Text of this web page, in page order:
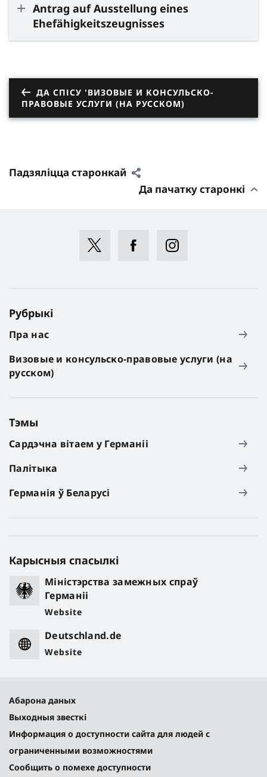
Antrag auf Ausstellung eines
Ehefähigkeitszeugnisses
ДА СПІСУ 'ВИЗОВЫЕ И КОНСУЛЬСКО-
ПРАВОВЫЕ УСЛУГИ (НА РУССКОМ)
Падзяліцца старонкай
Да пачатку старонкі
Рубрыкі
Пра нас
Визовые и консульско-правовые услуги (на
русском)
Тэмы
Сардэчна вітаем у Германіі
Палітыка
Германія ў Беларусі
Карысныя спасылкі
Міністэрства замежных спраў
Германіі
Website
Deutschland.de
Website
Абарона даных
Выходныя звесткі
Информация о доступности сайта для людей с
ограниченными возможностями
Сообщить о помехе доступности